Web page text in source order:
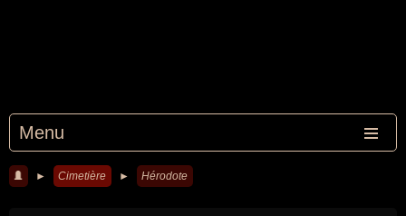
Menu
► Cimetière ► Hérodote